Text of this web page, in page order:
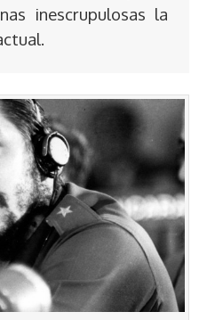
inescrupulosas la